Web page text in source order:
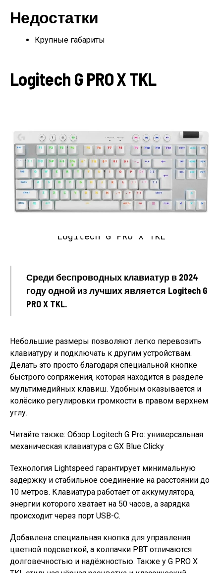
Недостатки
Крупные габариты
Logitech G PRO X TKL
Logitech G PRO X TKL
Среди беспроводных клавиатур в 2024
году одной из лучших является Logitech G
PRO X TKL.
Небольшие размеры позволяют легко перевозить
клавиатуру и подключать к другим устройствам.
Делать это просто благодаря специальной кнопке
быстрого сопряжения, которая находится в разделе
мультимедийных клавиш. Удобным оказывается и
колёсико регулировки громкости в правом верхнем
углу.
Читайте также: Обзор Logitech G Pro: универсальная
механическая клавиатура с GX Blue Clicky
Технология Lightspeed гарантирует минимальную
задержку и стабильное соединение на расстоянии до
10 метров. Клавиатура работает от аккумулятора,
энергии которого хватает на 50 часов, а зарядка
происходит через порт USB-C.
Добавлена специальная кнопка для управления
цветной подсветкой, а колпачки PBT отличаются
долговечностью и надёжностью. Также у G PRO X